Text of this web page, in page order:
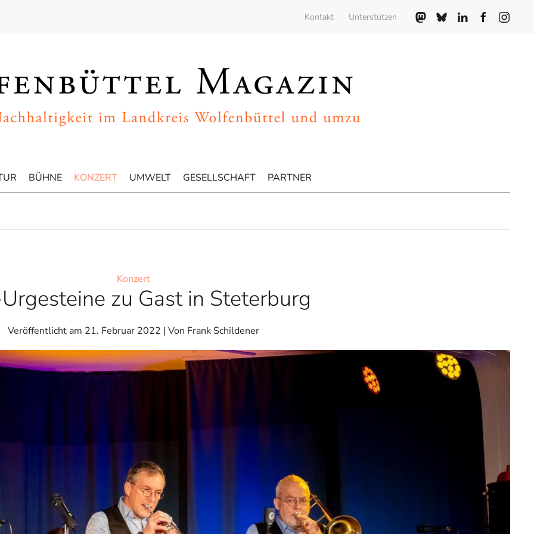
Kontakt Unterstützen
BÜHNE KONZERT UMWELT GESELLSCHAFT PARTNER
Konzert
zu Gast in Steterburg
Veröffentlicht am 21. Februar 2022 | Von Frank Schildener